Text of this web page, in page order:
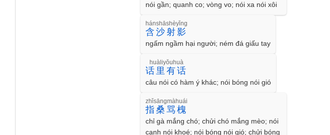
nói gần; quanh co; vòng vo; nói xa nói xôi
含沙射影
hánshāshèyǐng
ngấm ngầm hại người; ném đá giấu tay
话里有话
huàliyǒuhuà
câu nói có hàm ý khác; nói bóng nói gió
指桑骂槐
zhǐsāngmàhuái
chỉ gà mắng chó; chửi chó mắng mèo; nói
cạnh nói khoé; nói bóng nói gió; chửi bóng